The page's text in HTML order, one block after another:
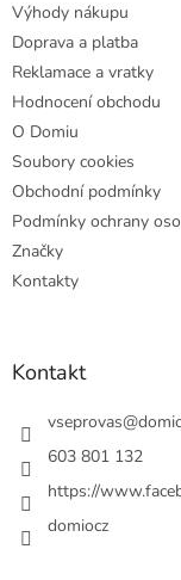
Výhody nákupu
Doprava a platba
Reklamace a vratky
Hodnocení obchodu
O Domiu
Soubory cookies
Obchodní podmínky
Podmínky ochrany
Značky
Kontakty
Kontakt
vseprovas@
603 801 132
https://
domiocz